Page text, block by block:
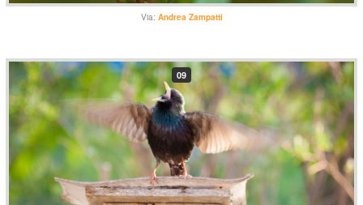
Via: Andrea Zampatti
09